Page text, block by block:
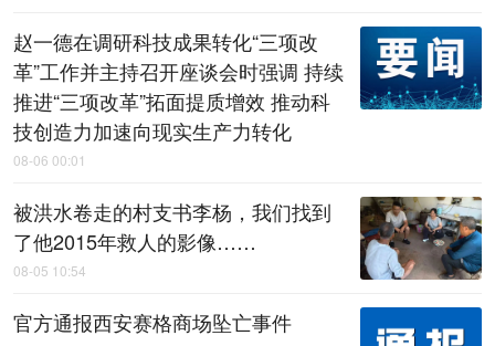
赵一德在调研科技成果转化“三项改
革”工作并主持召开座谈会时强调 持续
推进“三项改革”拓面提质增效 推动科
技创造力加速向现实生产力转化
08-06 00:01
被洪水卷走的村支书李杨，我们找到
了他2015年救人的影像……
08-05 10:54
官方通报西安赛格商场坠亡事件